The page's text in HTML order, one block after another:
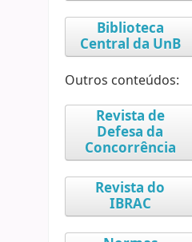
Biblioteca
Central da UnB
Outros conteúdos:
Revista de
Defesa da
Concorrência
Revista do
IBRAC